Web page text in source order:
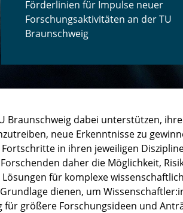
Förderlinien für Impulse neuer
Forschungsaktivitäten an der TU
Braunschweig
Braunschweig dabei unterstützen,
neue Erkenntnisse zu
in ihren jeweiligen
daher die Möglichkeit,
für komplexe
dienen, um
größere Forschungsideen und